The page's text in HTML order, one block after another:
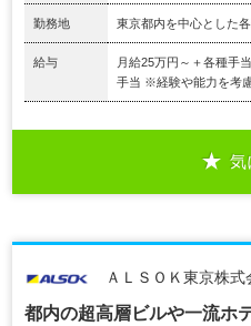
勤務地 東京都内を中心とした
給与
月給25万円～＋各種手
手当 ※経験や能力を考
気
ＡＬＳＯＫ東京株式
都内の超高層ビルや一流ホ